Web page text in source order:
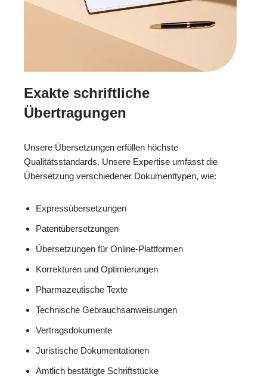
Exakte schriftliche
Übertragungen
Unsere Übersetzungen erfüllen höchste
Qualitätsstandards. Unsere Expertise umfasst die
Übersetzung verschiedener Dokumenttypen, wie:
Expressübersetzungen
Patentübersetzungen
Übersetzungen für Online-Plattformen
Korrekturen und Optimierungen
Pharmazeutische Texte
Technische Gebrauchsanweisungen
Vertragsdokumente
Juristische Dokumentationen
Amtlich bestätigte Schriftstücke